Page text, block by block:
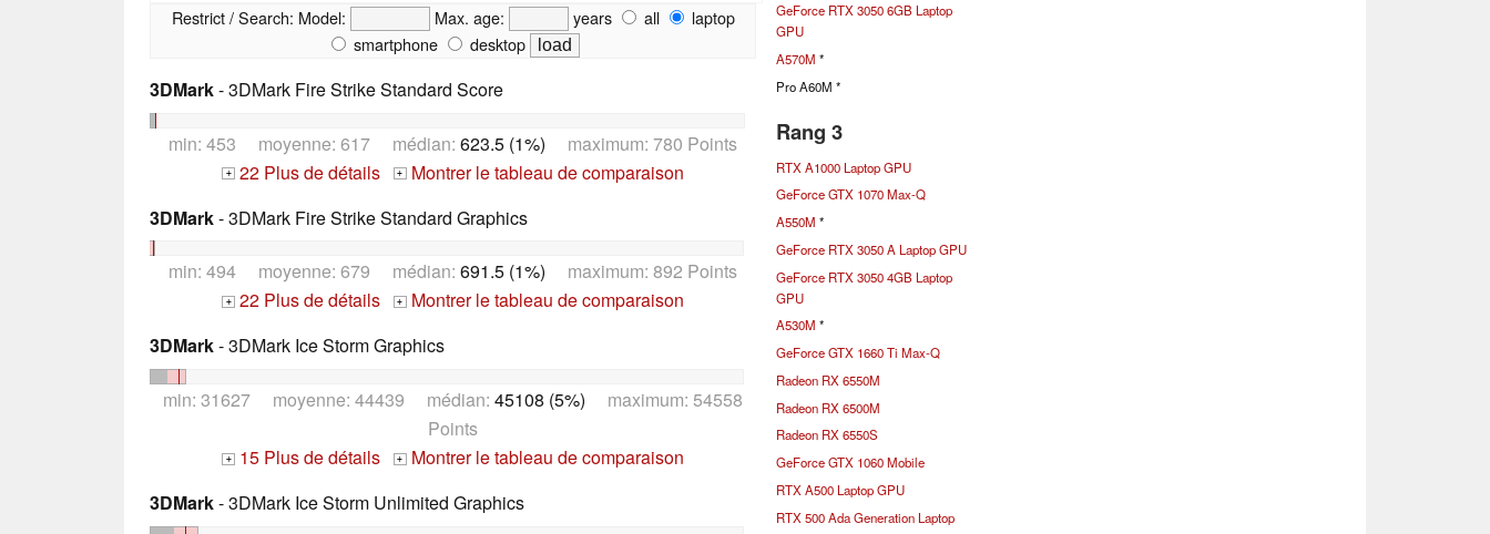
Restrict / Search: Model: Max. age: years all
laptop
smartphone
desktop
3DMark- 3DMark Fire Strike Standard Score
min: 453 moyenne: 617 médian: 623.5 (1%) maximum: 780 Points
+ 22 Plus de détails + Montrer le tableau de comparaison
3DMark- 3DMark Fire Strike Standard Graphics
min: 494 moyenne: 679 médian: 691.5 (1%) maximum: 892 Points
+ 22 Plus de détails + Montrer le tableau de comparaison
3DMark- 3DMark Ice Storm Graphics
min: 31627 moyenne: 44439 médian: 45108 (5%) maximum: 54558
Points
+ 15 Plus de détails + Montrer le tableau de comparaison
3DMark- 3DMark Ice Storm Unlimited Graphics
GeForce RTX 3050 6GB Laptop
GPU
A570M *
Pro A60M *
Rang 3
RTX A1000 Laptop GPU
GeForce GTX 1070 Max-Q
A550M *
GeForce RTX 3050 A Laptop GPU
GeForce RTX 3050 4GB Laptop
GPU
A530M *
GeForce GTX 1660 Ti Max-Q
Radeon RX 6550M
Radeon RX 6500M
Radeon RX 6550S
GeForce GTX 1060 Mobile
RTX A500 Laptop GPU
RTX 500 Ada Generation Laptop